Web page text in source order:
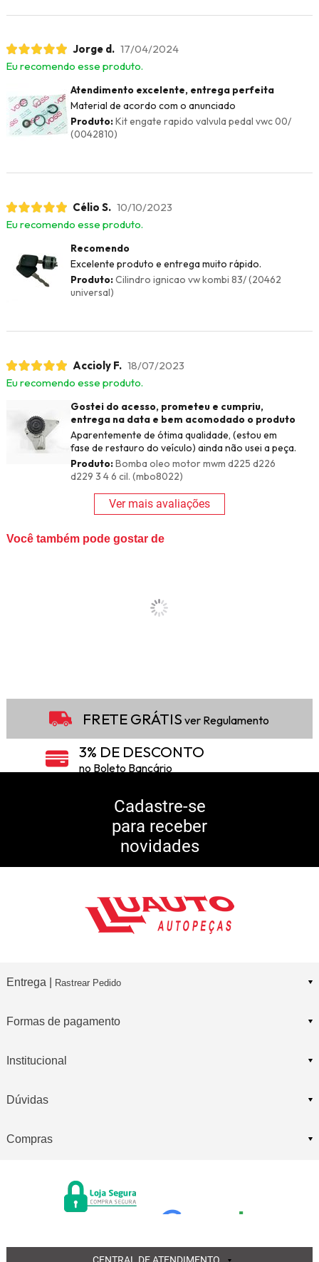
Jorge d. 17/04/2024
Eu recomendo esse produto.
Atendimento excelente, entrega perfeita
Material de acordo com o anunciado
Produto:Kit engate rapido valvula pedal vwc 00/
(0042810)
Célio S. 10/10/2023
Eu recomendo esse produto.
Recomendo
Excelente produto e entrega muito rápido.
Produto:Cilindro ignicao vw kombi 83/ (20462
universal)
Accioly F. 18/07/2023
Eu recomendo esse produto.
Gostei do acesso, prometeu e cumpriu,
entrega na data e bem acomodado o produto
Aparentemente de ótima qualidade, (estou em
fase de restauro do veículo) ainda não usei a peça.
Produto:Bomba oleo motor mwm d225 d226
d229 3 4 6 cil. (mbo8022)
Ver mais avaliações
Você também pode gostar de
FRETE GRÁTIS ver Regulamento
3% DE DESCONTO
no Boleto Bancário
5% DE DESCONTO
10% DE CASHBACK
Consulte Regulamento
Cadastre-se
para receber
novidades
Entrega | Rastrear Pedido
Formas de pagamento
Institucional
Dúvidas
Compras